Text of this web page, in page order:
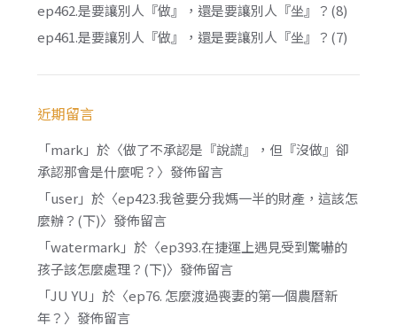
ep462.是要讓別人『做』，還是要讓別人『坐』？(8)
ep461.是要讓別人『做』，還是要讓別人『坐』？(7)
近期留言
「mark 」於〈做了不承認是『說謊』，但『沒做』卻
承認那會是什麼呢？ 〉發佈留言
「user」於〈ep423.我爸要分我媽一半的財產，這該怎
麼辦？(下)〉發佈留言
「watermark 」於〈ep393.在捷運上遇見受到驚嚇的
孩子該怎麼處理？(下)〉發佈留言
「JU YU 」於〈ep76. 怎麼渡過喪妻的第一個農曆新
年？ 〉發佈留言